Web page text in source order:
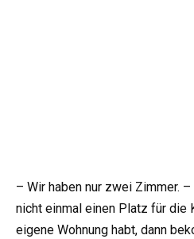
– Wir haben nur zwei Zimmer.
nicht einmal einen Platz für die
eigene Wohnung habt, dann